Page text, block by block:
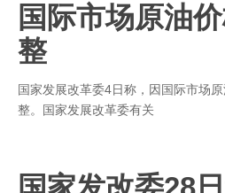
国际市场原油
整
国家发展改革委4日称，因国际市场
整。国家发展改革委有关